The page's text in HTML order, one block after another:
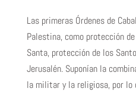
Las primeras Órdenes de
Palestina, como protección
Santa, protección de los
Jerusalén. Suponían la
la militar y la religiosa, por lo